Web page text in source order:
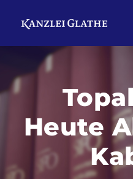
Heute